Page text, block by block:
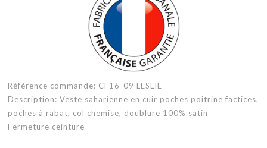
Référence commande: CF16-09 LESLIE
Description: Veste saharienne en cuir poches poitrine factices,
poches à rabat, col chemise, doublure 100% satin
Fermeture ceinture